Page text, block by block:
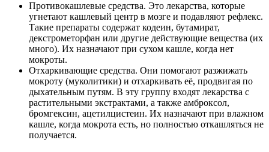
Противокашлевые средства. Это лекарства, которые
угнетают кашлевый центр в мозге и подавляют рефлекс.
Такие препараты содержат кодеин, бутамират,
декстрометорфан или другие действующие вещества (их
много). Их назначают при сухом кашле, когда нет
мокроты.
Отхаркивающие средства. Они помогают разжижать
мокроту (муколитики) и отхаркивать её, продвигая по
дыхательным путям. В эту группу входят лекарства с
растительными экстрактами, а также амброксол,
бромгексин, ацетилцистеин. Их назначают при влажном
кашле, когда мокрота есть, но полностью откашляться не
получается.